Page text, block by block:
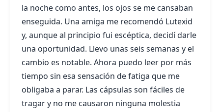
la noche como antes, los ojos se me cansaban
enseguida. Una amiga me recomendó Lutexid
y, aunque al principio fui escéptica, decidí darle
una oportunidad. Llevo unas seis semanas y el
cambio es notable. Ahora puedo leer por más
tiempo sin esa sensación de fatiga que me
obligaba a parar. Las cápsulas son fáciles de
tragar y no me causaron ninguna molestia